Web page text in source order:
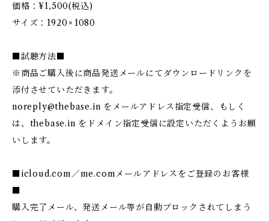
価格：¥1,500(税込)
サイズ：1920 × 1080
■試聴方法■
※商品ご購入後に商品発送メールにてダウンロードリンクを
添付させていただきます。
noreply@thebase.in をメールアドレス指定受信、もしく
は、thebase.in をドメイン指定受信に設定いただくようお願
いします。
■icloud.com／me.comメールアドレスをご登録のお客様
■
購入完了メール、発送メール等が自動ブロックされてしまう